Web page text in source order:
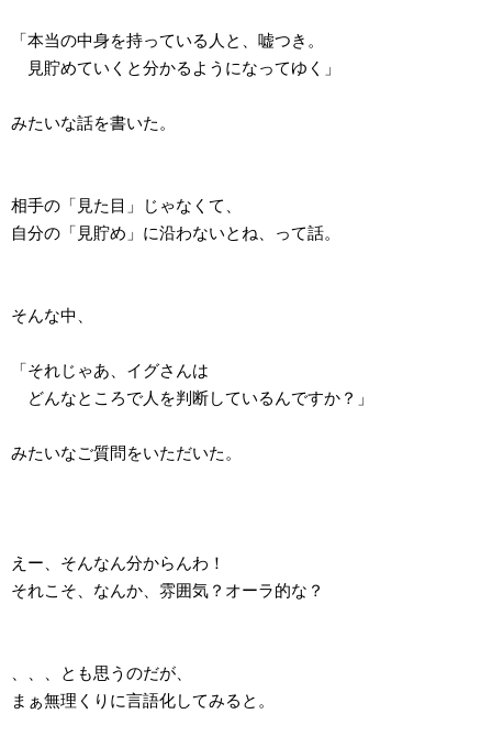
「本当の中身を持っている人と、嘘つき。
見貯めていくと分かるようになってゆく」
みたいな話を書いた。
相手の「見た目」じゃなくて、
自分の「見貯め」に沿わないとね、って話。
そんな中、
「それじゃあ、イグさんは
どんなところで人を判断しているんですか？」
みたいなご質問をいただいた。
えー、そんなん分からんわ！
それこそ、なんか、雰囲気？オーラ的な？
、、、とも思うのだが、
まぁ無理くりに言語化してみると。